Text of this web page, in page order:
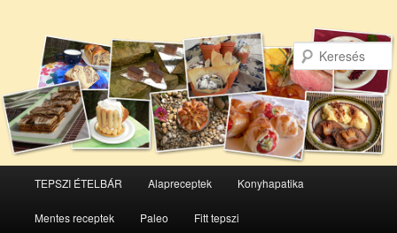
Tovább
az
Tovább
a
TEPSZI ÉTELBÁR Alapreceptek Konyhapatika
Mentes receptek Paleo Fitt tepszi